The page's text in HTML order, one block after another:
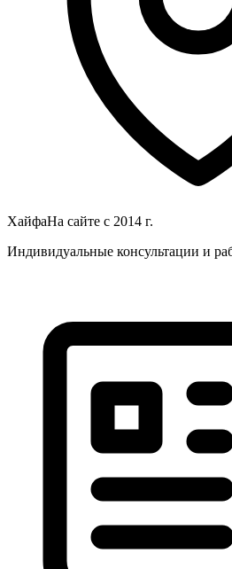
ХайфаНа сайте с 2014 г.
Индивидуальные консультации и